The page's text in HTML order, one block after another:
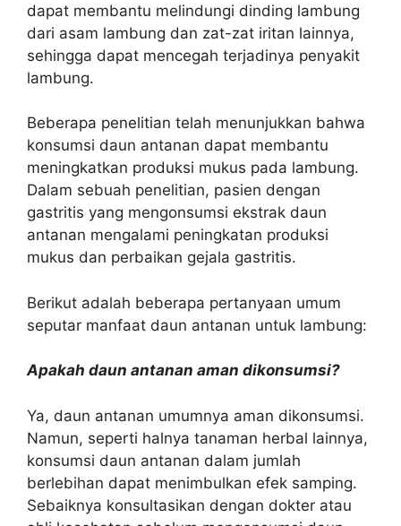
dapat membantu melindungi dinding lambung
dari asam lambung dan zat-zat iritan lainnya,
sehingga dapat mencegah terjadinya penyakit
lambung.
Beberapa penelitian telah menunjukkan bahwa
konsumsi daun antanan dapat membantu
meningkatkan produksi mukus pada lambung.
Dalam sebuah penelitian, pasien dengan
gastritis yang mengonsumsi ekstrak daun
antanan mengalami peningkatan produksi
mukus dan perbaikan gejala gastritis.
Berikut adalah beberapa pertanyaan umum
seputar manfaat daun antanan untuk lambung:
Apakah daun antanan aman dikonsumsi?
Ya, daun antanan umumnya aman dikonsumsi.
Namun, seperti halnya tanaman herbal lainnya,
konsumsi daun antanan dalam jumlah
berlebihan dapat menimbulkan efek samping.
Sebaiknya konsultasikan dengan dokter atau